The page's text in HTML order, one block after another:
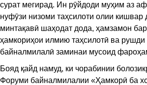
сурат мегирад. Ин рӯйдоди муҳим аз
нуфӯзи низоми таҳсилоти олии кишвар
минтақавӣ шаҳодат дода, ҳамзамон
ҳамкориҳои илмию таҳсилотӣ ва рушди
байналмилалӣ заминаи мусоид
Бояд қайд намуд, ки чорабинии
Форуми байналмилалии «Ҳамкорӣ ба